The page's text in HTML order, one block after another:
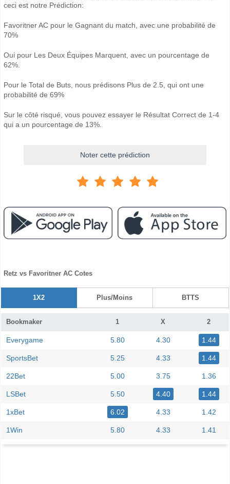
ceci est notre Prédiction:
Favoritner AC pour le Gagnant du match, avec une probabilité de
70%
Oui pour Les Deux Équipes Marquent, avec un pourcentage de
62%.
Pour le Total de Buts, nous prédisons Plus de 2.5, qui ont une
probabilité de 69%
Sur le côté risqué, vous pouvez essayer le Résultat Correct de 1-4
qui a un pourcentage de 13%.
Noter cette prédiction
Retz vs Favoritner AC Cotes
1X2 Plus/Moins BTTS
Bookmaker 1 X 2
Everygame 5.80 4.30 1.44
SportsBet 5.25 4.33 1.44
22Bet 5.00 3.75 1.36
LSBet 5.50 4.40 1.44
1xBet 6.02 4.33 1.42
1Win 5.80 4.33 1.41